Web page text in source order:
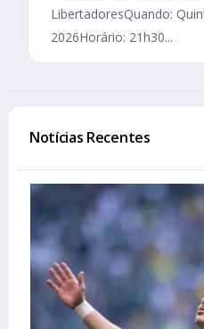
LibertadoresQuando:
2026Horário: 21h30...
Notícias Recentes